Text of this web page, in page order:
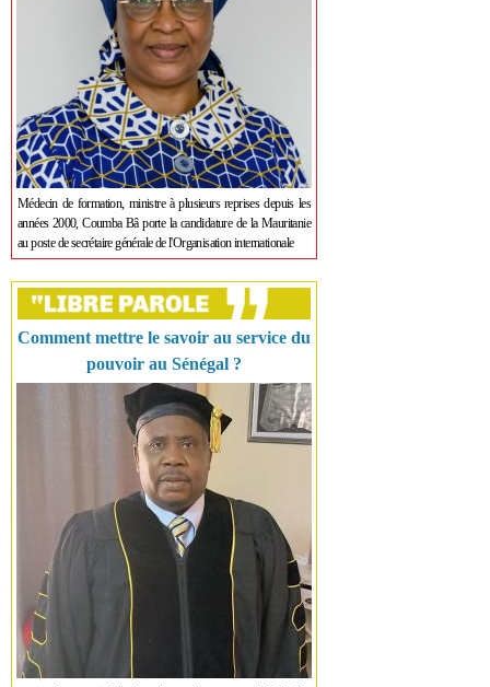
Médecin de formation, ministre à plusieurs reprises depuis les
années 2000, Coumba Bâ porte la candidature de la Mauritanie
au poste de secrétaire générale de l'Organisation internationale
Comment mettre le savoir au service du
pouvoir au Sénégal ?